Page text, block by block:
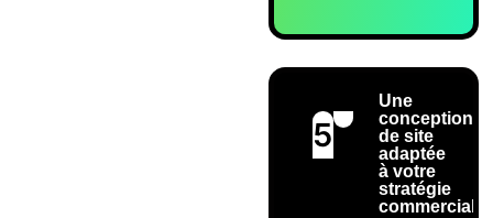
5
Une
conception
de site
adaptée
à votre
stratégie
commerciale